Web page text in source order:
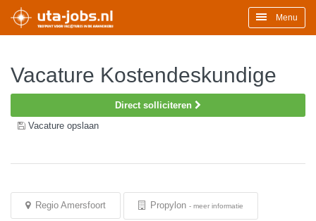
Menu
Vacature Kostendeskundige
Direct solliciteren
Vacature opslaan
Regio Amersfoort Propylon - meer informatie